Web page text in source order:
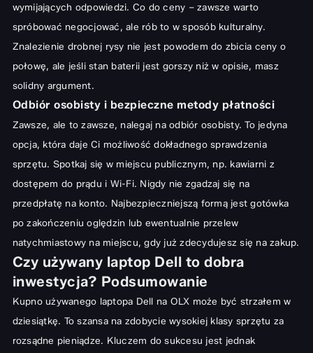
wymijających odpowiedzi. Co do ceny – zawsze warto
spróbować negocjować, ale rób to w sposób kulturalny.
Znalezienie drobnej rysy nie jest powodem do zbicia ceny o
połowę, ale jeśli stan baterii jest gorszy niż w opisie, masz
solidny argument.
Odbiór osobisty i bezpieczne metody płatności
Zawsze, ale to zawsze, nalegaj na odbiór osobisty. To jedyna
opcja, która daje Ci możliwość dokładnego sprawdzenia
sprzętu. Spotkaj się w miejscu publicznym, np. kawiarni z
dostępem do prądu i Wi-Fi. Nigdy nie zgadzaj się na
przedpłatę na konto. Najbezpieczniejszą formą jest gotówka
po zakończeniu oględzin lub ewentualnie przelew
natychmiastowy na miejscu, gdy już zdecydujesz się na zakup.
Czy używany laptop Dell to dobra
inwestycja? Podsumowanie
Kupno używanego laptopa Dell na OLX może być strzałem w
dziesiątkę. To szansa na zdobycie wysokiej klasy sprzętu za
rozsądne pieniądze. Kluczem do sukcesu jest jednak